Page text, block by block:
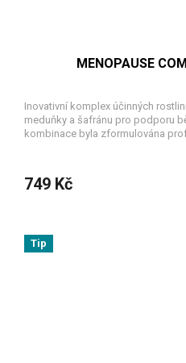
MENOPAUSE
Inovativní komplex účinných
meduňky a šafránu pro podporu
kombinace byla zformulována
749 Kč
Tip